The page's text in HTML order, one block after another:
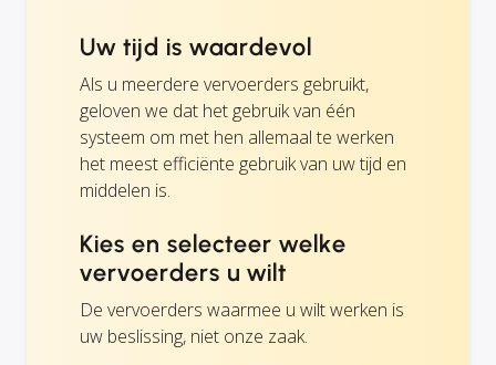
Uw tijd is waardevol
Als u meerdere vervoerders gebruikt,
geloven we dat het gebruik van één
systeem om met hen allemaal te werken
het meest efficiënte gebruik van uw tijd en
middelen is.
Kies en selecteer welke
vervoerders u wilt
De vervoerders waarmee u wilt werken is
uw beslissing, niet onze zaak.